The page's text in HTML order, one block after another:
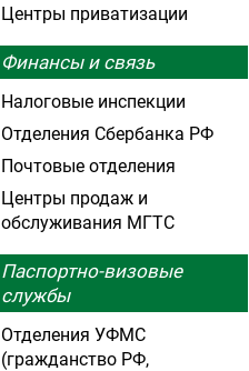
Центры приватизации
Финансы и связь
Налоговые инспекции
Отделения Сбербанка РФ
Почтовые отделения
Центры продаж и
обслуживания МГТС
Паспортно-визовые
службы
Отделения УФМС
(гражданство РФ,